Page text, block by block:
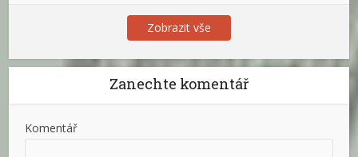
Zobrazit vše
Zanechte komentář
Komentář